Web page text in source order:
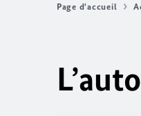
Page d'accueil